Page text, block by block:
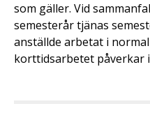
som gäller. Vid
semesterår tjänas
anställde arbetat i
korttidsarbetet påverkar